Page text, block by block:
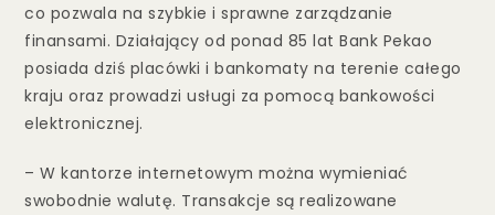
co pozwala na szybkie i sprawne zarządzanie
finansami. Działający od ponad 85 lat Bank Pekao
posiada dziś placówki i bankomaty na terenie całego
kraju oraz prowadzi usługi za pomocą bankowości
elektronicznej.
– W kantorze internetowym można wymieniać
swobodnie walutę. Transakcje są realizowane